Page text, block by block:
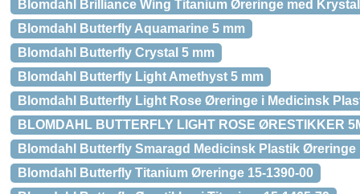
Blomdahl Brilliance Wing Titanium Øreringe med
Blomdahl Butterfly Aquamarine 5 mm
Blomdahl Butterfly Crystal 5 mm
Blomdahl Butterfly Light Amethyst 5 mm
Blomdahl Butterfly Light Rose Øreringe i Medicinsk
BLOMDAHL BUTTERFLY LIGHT ROSE ØRESTIKKER
Blomdahl Butterfly Smaragd Medicinsk Plastik Øreringe
Blomdahl Butterfly Titanium Øreringe 15-1390-00